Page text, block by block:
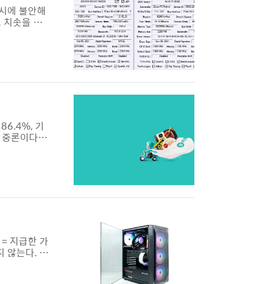
에 불안해
치솟을 수
솟고 심
른바 신
기
론이다.
례가 이
용이 담
지급한 가
않는다. 가
많던 과
좋은 제